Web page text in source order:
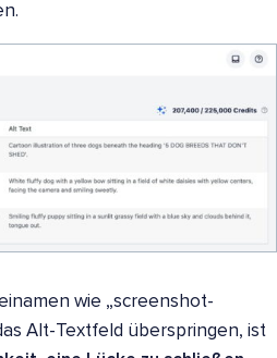
wie „screenshot-
Alt-Textfeld überspringen, ist